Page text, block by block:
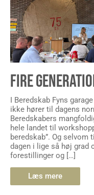
FIRE
I Beredskab Fyns
ikke hører til dagens
Beredskabers
hele landet til
beredskab”. Og selvom
dagen i lige så høj grad
forestillinger og […]
Læs mere